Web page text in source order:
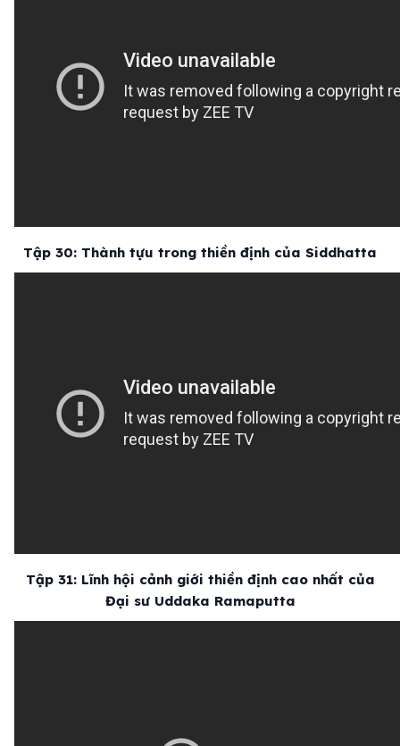
Tập 30: Thành tựu trong thiền định của Siddhatta
Tập 31: Lĩnh hội cảnh giới thiền định cao nhất của
Đại sư Uddaka Ramaputta